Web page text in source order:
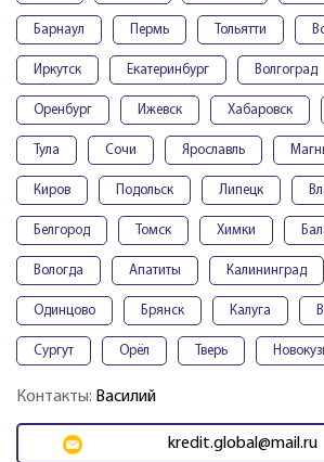
Барнаул Пермь Тольятти
Иркутск Екатеринбург Волгоград
Оренбург Ижевск Хабаровск
Тула Сочи Ярославль
Киров Подольск Липецк
Белгород Томск Химки
Вологда Апатиты Калининград
Одинцово Брянск Калуга
Сургут Орёл Тверь
Контакты: Василий
kredit.global@mail.ru